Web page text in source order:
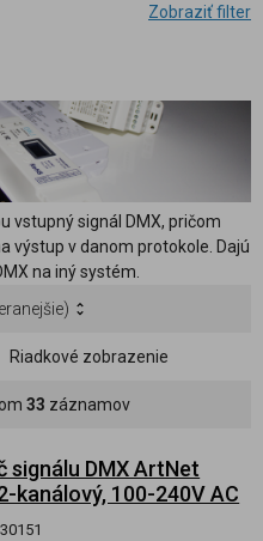
Zobraziť filter
vstupný signál DMX, pričom
výstup v danom protokole. Dajú
na iný systém.
Riadkové zobrazenie
33 záznamov
signálu DMX ArtNet
kanálový, 100-240V AC